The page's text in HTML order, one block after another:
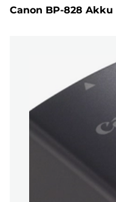
Canon BP-828